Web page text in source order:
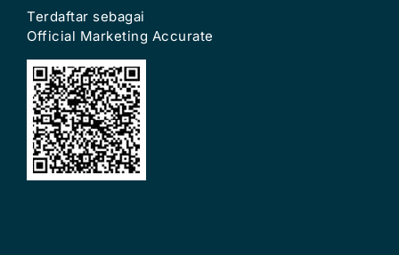
Terdaftar sebagai
Official Marketing Accurate